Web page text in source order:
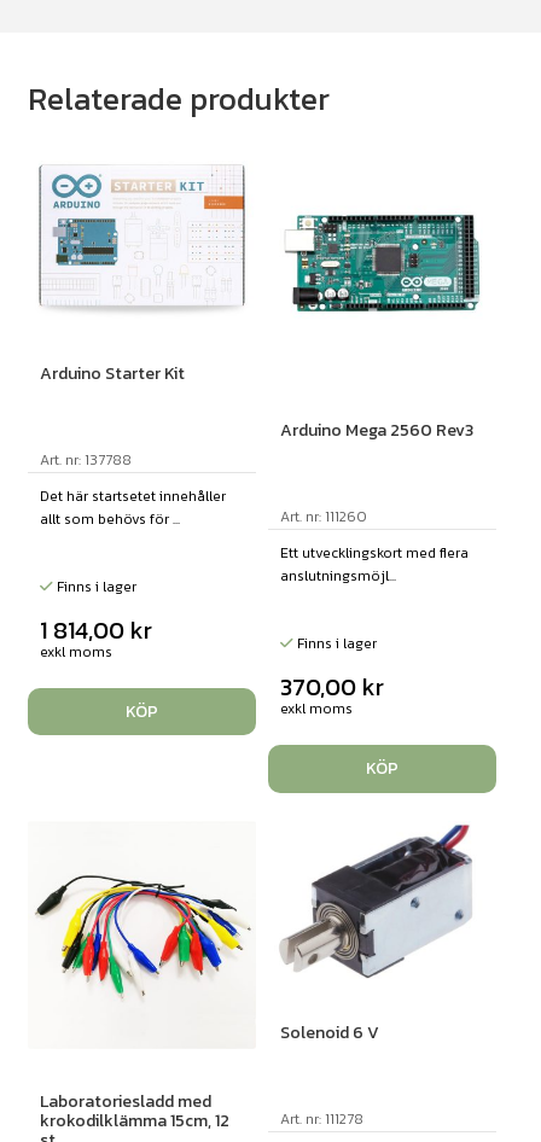
Relaterade produkter
Arduino Starter Kit
Art. nr: 137788
Det här startsetet innehåller
allt som behövs för ...
Finns i lager
1 814,00 kr
exkl moms
KÖP
Arduino Mega 2560 Rev3
Art. nr: 111260
Ett utvecklingskort med flera
anslutningsmöjl...
Finns i lager
370,00 kr
exkl moms
KÖP
Laboratoriesladd med
krokodilklämma 15cm, 12
Solenoid 6 V
Art. nr: 111278